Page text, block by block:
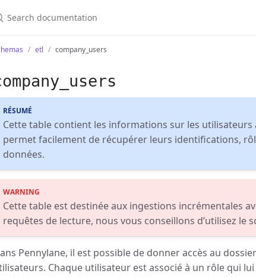
etl company_users
RÉSUMÉ
Cette table contient les informations sur les utilisateurs
permet facilement de récupérer leurs identifications,
données.
Cette table est destinée aux ingestions incrémentales
requêtes de lecture, nous vous conseillons d’utilisez le
Pennylane, il est possible de donner accès au
Chaque utilisateur est associé à un rôle qui